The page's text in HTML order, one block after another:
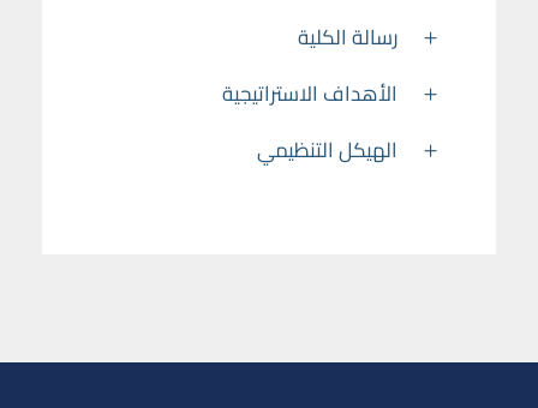
رسالة الكلية
الأهداف الاستراتيجية
الهيكل التنظيمي